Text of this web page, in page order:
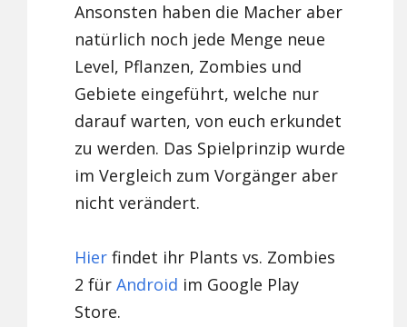
Ansonsten haben die Macher aber
natürlich noch jede Menge neue
Level, Pflanzen, Zombies und
Gebiete eingeführt, welche nur
darauf warten, von euch erkundet
zu werden. Das Spielprinzip wurde
im Vergleich zum Vorgänger aber
nicht verändert.
Hier findet ihr Plants vs. Zombies
2 fürAndroid im Google Play
Store.